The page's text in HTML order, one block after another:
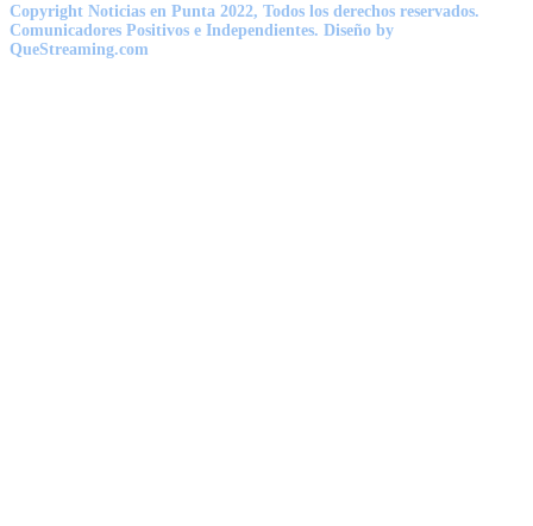
Copyright Noticias en Punta 2022, Todos los derechos reservados.
Comunicadores Positivos e Independientes. Diseño by
QueStreaming.com